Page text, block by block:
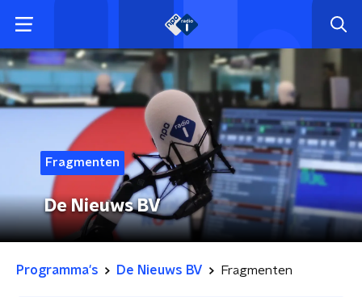
Fragmenten
De Nieuws BV
Programma's De Nieuws BV Fragmenten